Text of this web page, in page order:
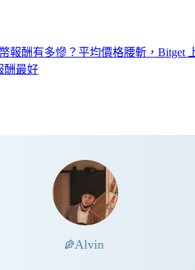
報酬有多慘？平均價格腰斬，Bitget
酬最好
Alvin